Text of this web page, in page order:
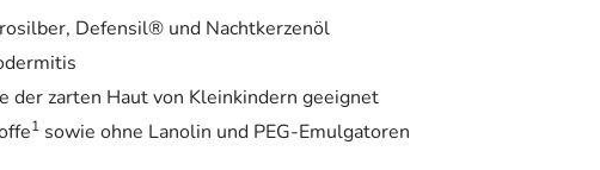
Defensil® und Nachtkerzenöl
der zarten Haut von Kleinkindern geeignet
1 sowie ohne Lanolin und PEG-Emulgatoren